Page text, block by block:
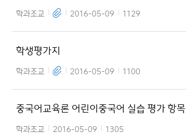
학과조교 2016-05-09 1129
학생평가지
학과조교 2016-05-09 1100
중국어교육론 어린이중국어 실습 평가 항목
학과조교 2016-05-09 1305